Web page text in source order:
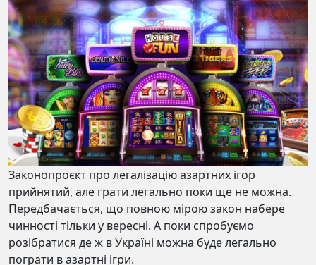
Законопроєкт про легалізацію азартних ігор
прийнятий, але грати легально поки ще не можна.
Передбачається, що повною мірою закон набере
чинності тільки у вересні. А поки спробуємо
розібратися де ж в Україні можна буде легально
пограти в азартні ігри.